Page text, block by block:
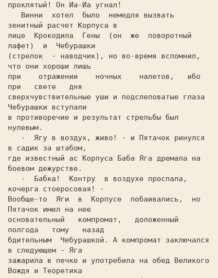
проклятый! Он Иа-Иа угнал!
зенитный расчет Корпуса в
лице  Крокодила  Гены  (он  же  поворотный
лафет)  и  Чебурашки
(стрелок  - наводчик), но во-время вспомнил,
что они хороши лишь
при    отражении    ночных    налетов,   ибо
при   свете   дня
сверхчувствительные уши и подслеповатые глаза
Чебурашки вступали
в противоречие и результат стрельбы был
нулевым.
в садик за штабом,
где известный ас Корпуса Баба Яга дремала на
боевом дежурстве.
кочерга стоеросовая! -
Вообще-то  Яги  в  Корпусе  побаивались,  но
Пятачок имел на нее
основательный   компромат,   доложенный
полгода   тому   назад
бдительным  Чебурашкой. А компромат заключался
в следующем - Яга
зажарила в печке и употребила на обед Великого
Вождя и Теоретика